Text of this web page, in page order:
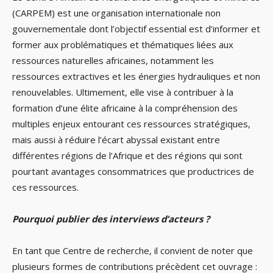
(CARPEM) est une organisation internationale non
gouvernementale dont l’objectif essential est d’informer et
former aux problématiques et thématiques liées aux
ressources naturelles africaines, notamment les
ressources extractives et les énergies hydrauliques et non
renouvelables. Ultimement, elle vise à contribuer à la
formation d’une élite africaine à la compréhension des
multiples enjeux entourant ces ressources stratégiques,
mais aussi à réduire l’écart abyssal existant entre
différentes régions de l’Afrique et des régions qui sont
pourtant avantages consommatrices que productrices de
ces ressources.
Pourquoi publier des interviews d’acteurs ?
En tant que Centre de recherche, il convient de noter que
plusieurs formes de contributions précèdent cet ouvrage :